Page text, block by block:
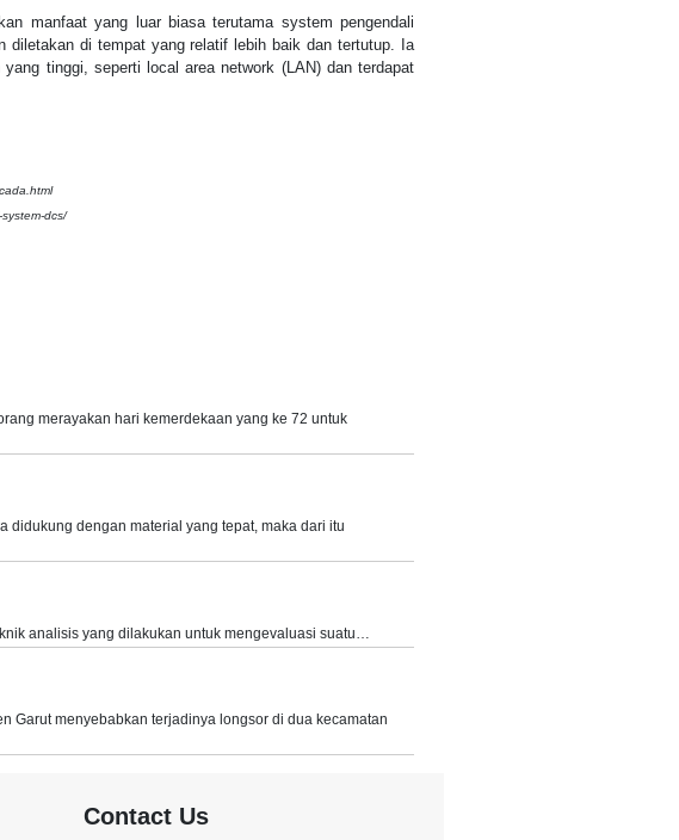
manfaat yang luar biasa terutama system pengendali
diletakan di tempat yang relatif lebih baik dan tertutup. Ia
tinggi, seperti local area network (LAN) dan terdapat
dcs/
merayakan hari kemerdekaan yang ke 72 untuk
didukung dengan material yang tepat, maka dari itu
analisis yang dilakukan untuk mengevaluasi suatu…
Garut menyebabkan terjadinya longsor di dua kecamatan
Contact Us